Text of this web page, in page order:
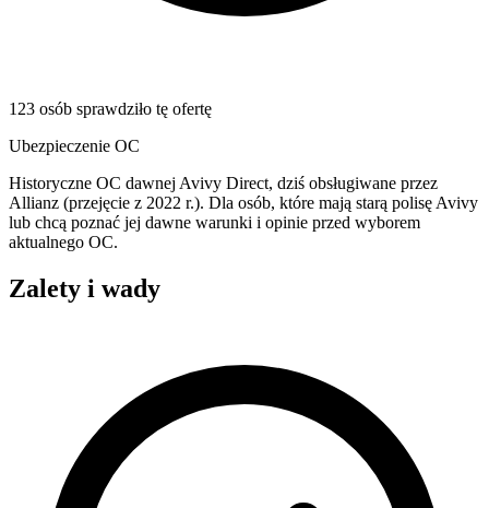
123 osób sprawdziło tę ofertę
Ubezpieczenie OC
Historyczne OC dawnej Avivy Direct, dziś obsługiwane przez
Allianz (przejęcie z 2022 r.). Dla osób, które mają starą polisę Avivy
lub chcą poznać jej dawne warunki i opinie przed wyborem
aktualnego OC.
Zalety i wady